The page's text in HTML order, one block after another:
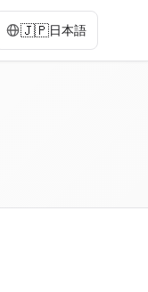
🇯🇵日本語